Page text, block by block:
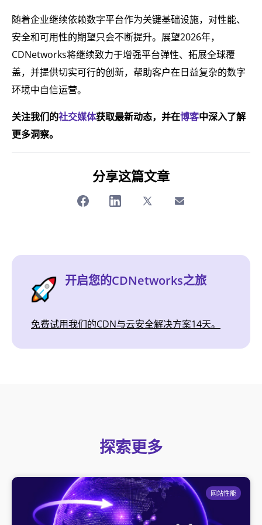
随着企业继续依赖数字平台作为关键基础设施，对性能、
安全和可用性的期望只会不断提升。展望2026年，
CDNetworks将继续致力于增强平台弹性、拓展全球覆
盖，并提供切实可行的创新，帮助客户在日益复杂的数字
环境中自信运营。
关注我们的社交媒体获取最新动态，并在博客中深入了解
更多洞察。
分享这篇文章
开启您的CDNetworks之旅
免费试用我们的CDN与云安全解决方案14天。
探索更多
网站性能